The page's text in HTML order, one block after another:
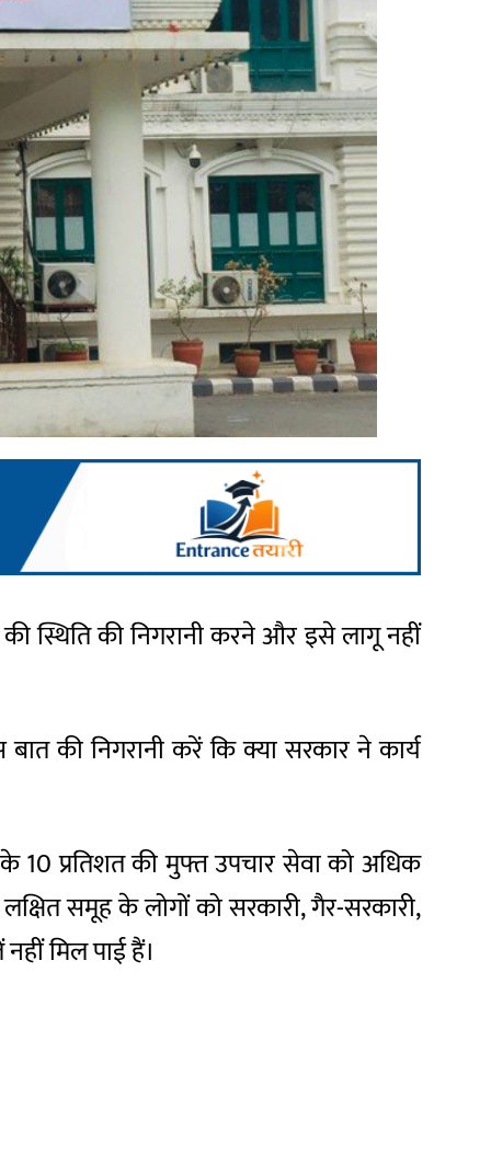
स्थिति की निगरानी करने और इसे लागू नहीं
की निगरानी करें कि क्या सरकार ने कार्य
के 10 प्रतिशत की मुफ्त उपचार सेवा को अधिक
लक्षित समूह के लोगों को सरकारी, गैर-सरकारी,
मिल पाई हैं।